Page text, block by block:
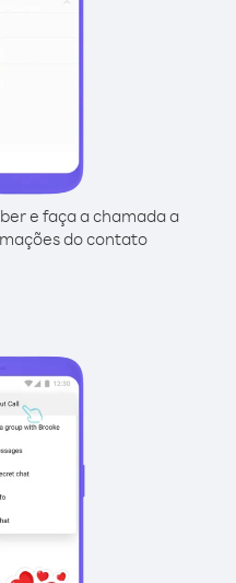
e faça a chamada a
do contato